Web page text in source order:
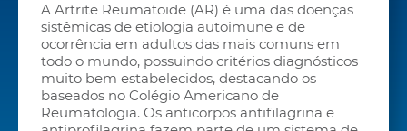
A Artrite Reumatoide (AR) é uma das doenças
sistêmicas de etiologia autoimune e de
ocorrência em adultos das mais comuns em
todo o mundo, possuindo critérios diagnósticos
muito bem estabelecidos, destacando os
baseados no Colégio Americano de
Reumatologia. Os anticorpos antifilagrina e